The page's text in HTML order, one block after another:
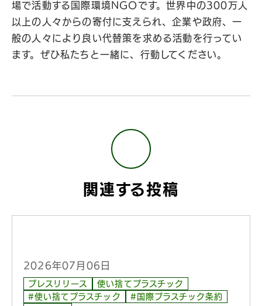
場で活動する国際環境NGOです。世界中の300万人
以上の人々からの寄付に支えられ、企業や政府、一
般の人々により良い代替策を求める活動を行ってい
ます。ぜひ私たちと一緒に、行動してください。
関連する投稿
2026年07月06日
プレスリリース
使い捨てプラスチック
#使い捨てプラスチック
#国際プラスチック条約